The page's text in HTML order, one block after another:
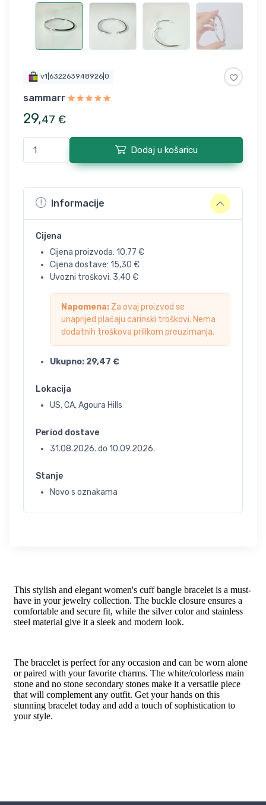
v1|632263948926|0
sammarr
29,47 €
Dodaj u košaricu
Informacije
Cijena
Cijena proizvoda: 10,77 €
Cijena dostave: 15,30 €
Uvozni troškovi: 3,40 €
Napomena: Za ovaj proizvod se
unaprijed plaćaju carinski troškovi. Nema
dodatnih troškova prilikom preuzimanja.
Ukupno: 29,47 €
Lokacija
US, CA, Agoura Hills
Period dostave
31.08.2026. do 10.09.2026.
Stanje
Novo s oznakama